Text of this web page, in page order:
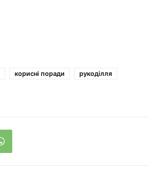
корисні поради
рукоділля